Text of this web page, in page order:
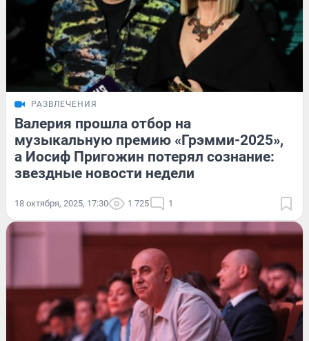
РАЗВЛЕЧЕНИЯ
Валерия прошла отбор на
музыкальную премию «Грэмми-2025»,
а Иосиф Пригожин потерял сознание:
звездные новости недели
18 октября, 2025, 17:30 1 725 1